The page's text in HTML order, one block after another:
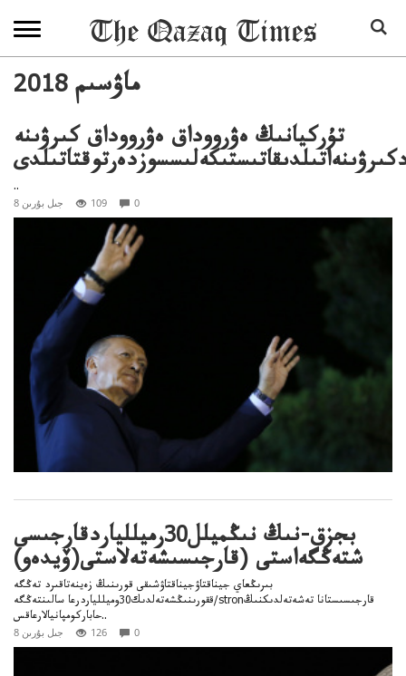
2018 ماۋسىم
تۇركيانىڭ ەۋرووداق ەۋرووداق كىرۋىنە
..
8 جىل بۇرىن 109 0
بجزق-نىڭ نىڭميلل30رميللياردقارجىسى
شتەڭگەاستى (قارجىسىشەتەلاستى(ۆيدەو)
بىرىڭعاي جيناقتاۋجيناقتاۋشىقى قورىنىڭ زەينەتاقىرد تەڭگە
ققورىنىڭشەتەلدىك30وميللياردرعا سالىنتەڭگە/stronقارجىسىستانا تەشەتەلدىكنىڭ
حاباركومپانيالارعاقس..
8 جىل بۇرىن 126 0